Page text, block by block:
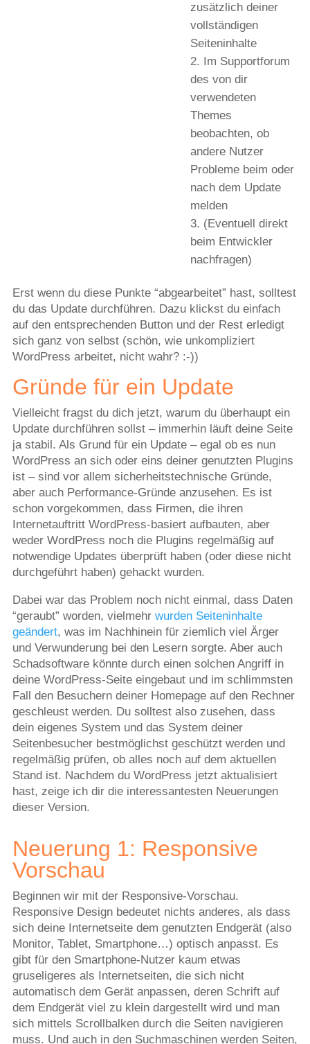
zusätzlich deiner
vollständigen
Seiteninhalte
Im Supportforum
des von dir
verwendeten
Themes
beobachten, ob
andere Nutzer
Probleme beim oder
nach dem Update
melden
(Eventuell direkt
beim Entwickler
nachfragen)
Erst wenn du diese Punkte “abgearbeitet” hast, solltest
du das Update durchführen. Dazu klickst du einfach
auf den entsprechenden Button und der Rest erledigt
sich ganz von selbst (schön, wie unkompliziert
WordPress arbeitet, nicht wahr? :-))
Gründe für ein Update
Vielleicht fragst du dich jetzt, warum du überhaupt ein
Update durchführen sollst – immerhin läuft deine Seite
ja stabil. Als Grund für ein Update – egal ob es nun
WordPress an sich oder eins deiner genutzten Plugins
ist – sind vor allem sicherheitstechnische Gründe,
aber auch Performance-Gründe anzusehen. Es ist
schon vorgekommen, dass Firmen, die ihren
Internetauftritt WordPress-basiert aufbauten, aber
weder WordPress noch die Plugins regelmäßig auf
notwendige Updates überprüft haben (oder diese nicht
durchgeführt haben) gehackt wurden.
Dabei war das Problem noch nicht einmal, dass Daten
“geraubt” worden, vielmehr wurden Seiteninhalte
geändert, was im Nachhinein für ziemlich viel Ärger
und Verwunderung bei den Lesern sorgte. Aber auch
Schadsoftware könnte durch einen solchen Angriff in
deine WordPress-Seite eingebaut und im schlimmsten
Fall den Besuchern deiner Homepage auf den Rechner
geschleust werden. Du solltest also zusehen, dass
dein eigenes System und das System deiner
Seitenbesucher bestmöglichst geschützt werden und
regelmäßig prüfen, ob alles noch auf dem aktuellen
Stand ist. Nachdem du WordPress jetzt aktualisiert
hast, zeige ich dir die interessantesten Neuerungen
dieser Version.
Neuerung 1: Responsive
Vorschau
Beginnen wir mit der Responsive-Vorschau.
Responsive Design bedeutet nichts anderes, als dass
sich deine Internetseite dem genutzten Endgerät (also
Monitor, Tablet, Smartphone…) optisch anpasst. Es
gibt für den Smartphone-Nutzer kaum etwas
gruseligeres als Internetseiten, die sich nicht
automatisch dem Gerät anpassen, deren Schrift auf
dem Endgerät viel zu klein dargestellt wird und man
sich mittels Scrollbalken durch die Seiten navigieren
muss. Und auch in den Suchmaschinen werden Seiten,